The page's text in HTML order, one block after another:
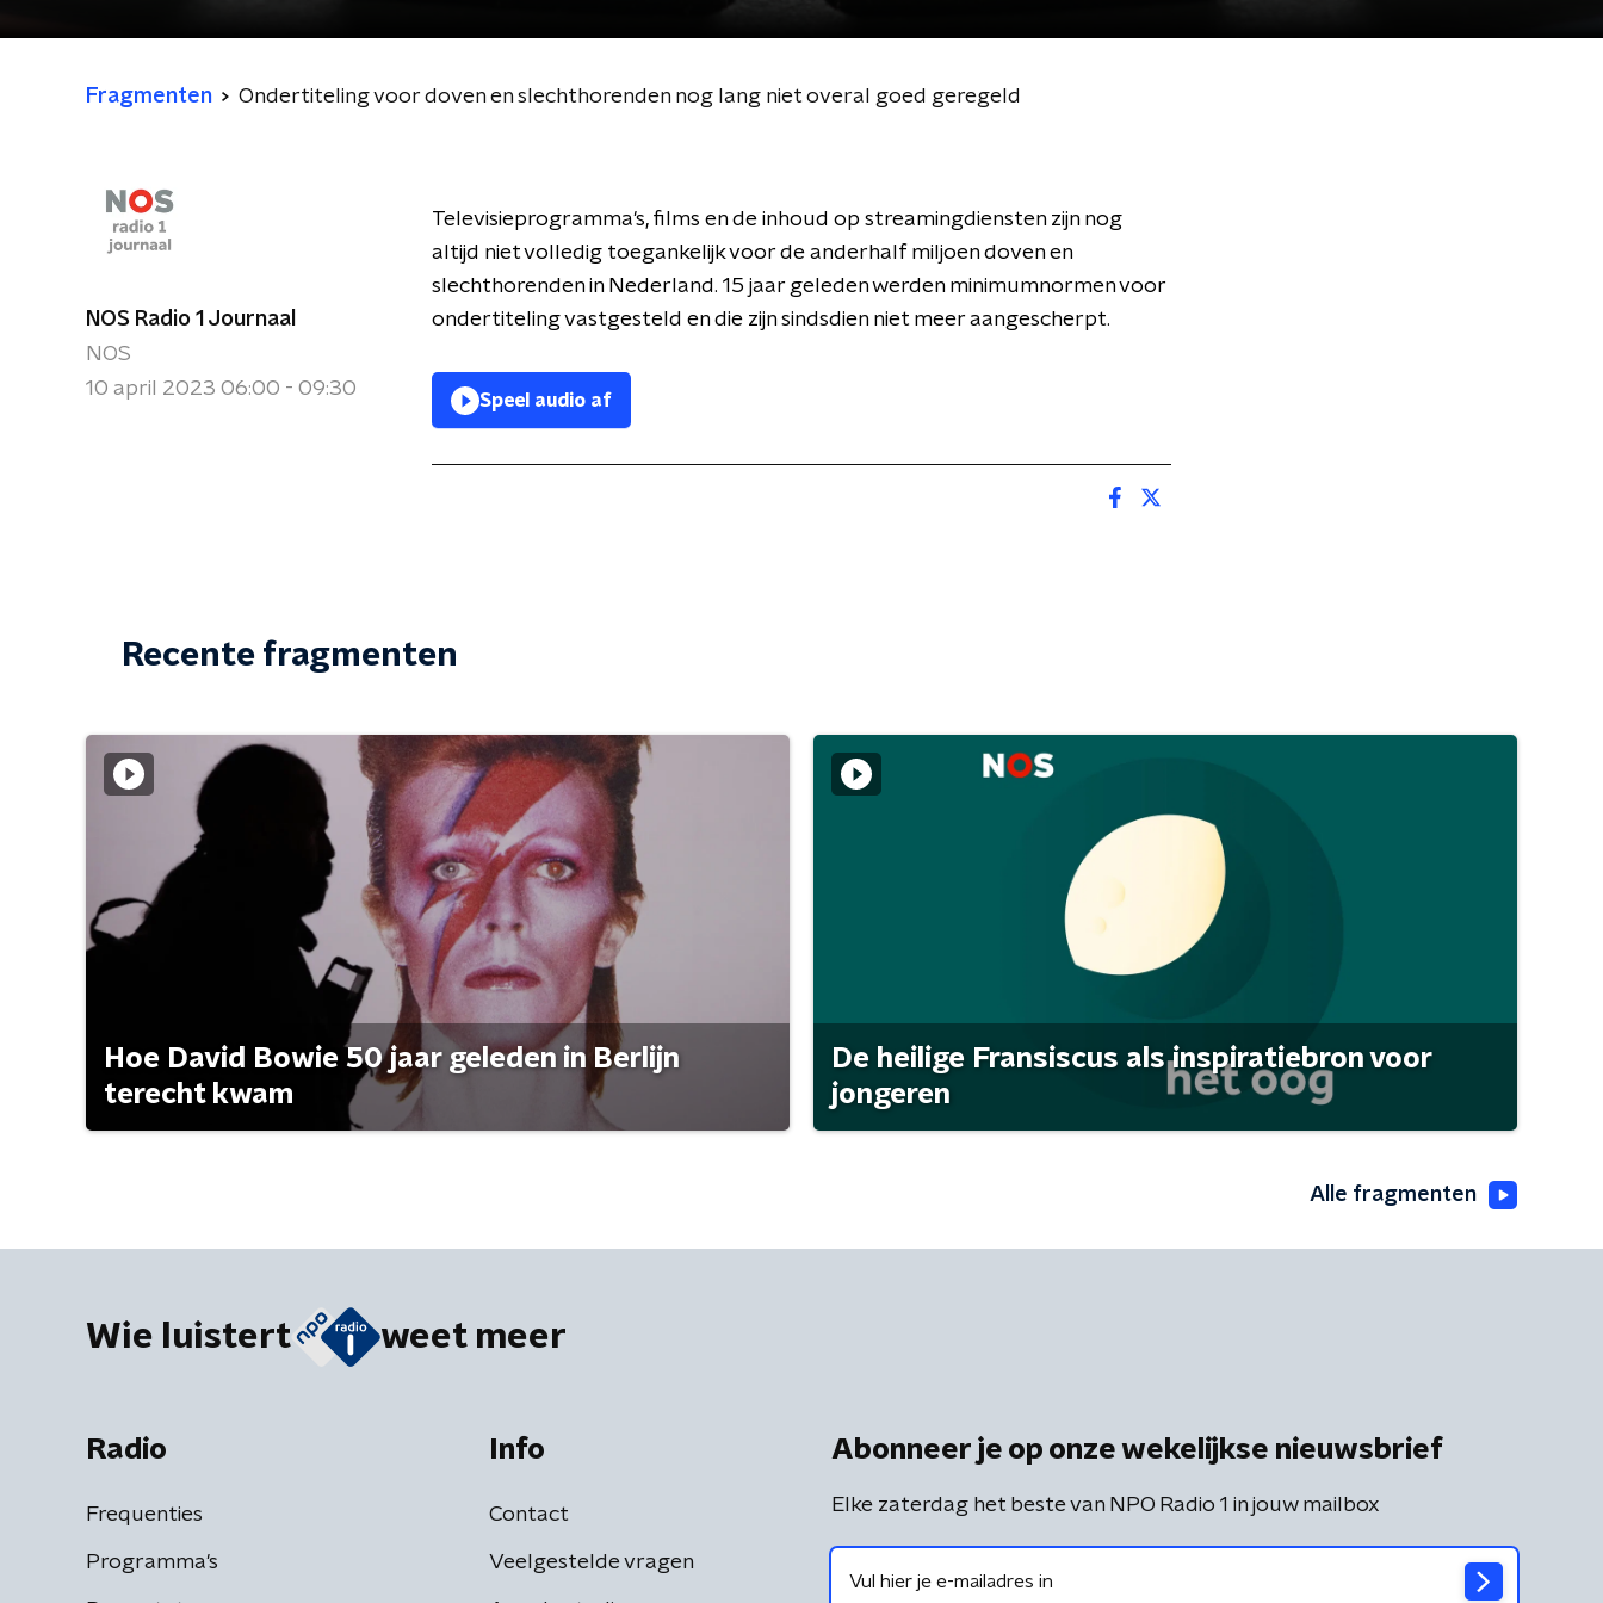
Fragmenten Ondertiteling voor doven en slechthorenden nog lang niet overal goed geregeld
NOS Radio 1 Journaal
NOS
10 april 2023 06:00 - 09:30
Televisieprogramma's, films en de inhoud op streamingdiensten zijn nog
altijd niet volledig toegankelijk voor de anderhalf miljoen doven en
slechthorenden in Nederland. 15 jaar geleden werden minimumnormen voor
ondertiteling vastgesteld en die zijn sindsdien niet meer aangescherpt.
Speel audio af
Recente fragmenten
Hoe David Bowie 50 jaar geleden in Berlijn
terecht kwam
De heilige Fransiscus als inspiratiebron voor
jongeren
Alle fragmenten
Wie luistert weet meer
Radio
Frequenties
Programma's
Info
Contact
Veelgestelde vragen
Abonneer je op onze wekelijkse nieuwsbrief
Elke zaterdag het beste van NPO Radio 1 in jouw mailbox